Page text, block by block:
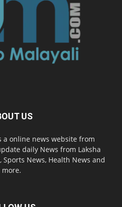
US
a online news website from
daily News from Laksha
Sports News, Health News and
more.